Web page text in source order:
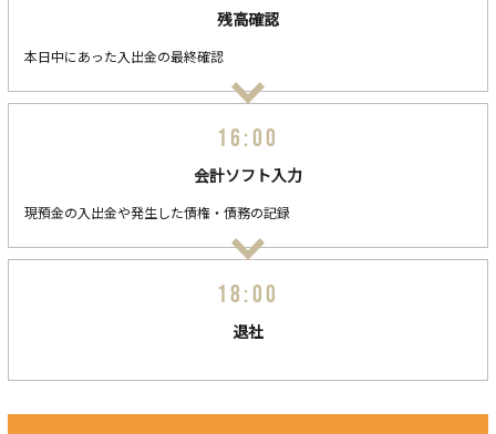
残高確認
本日中にあった入出金の最終確認
16:00
会計ソフト入力
現預金の入出金や発生した債権・債務の記録
18:00
退社